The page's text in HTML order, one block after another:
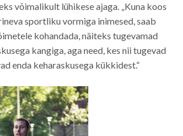
võimalikult lühikese ajaga. „Kuna koos
sportliku vormiga inimesed, saab
kohandada, näiteks tugevamad
kangiga, aga need, kes nii tugevad
enda keharaskusega kükkidest.“